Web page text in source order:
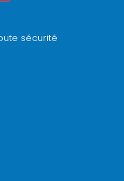
sécurité